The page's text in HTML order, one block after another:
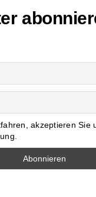
akzeptieren Sie